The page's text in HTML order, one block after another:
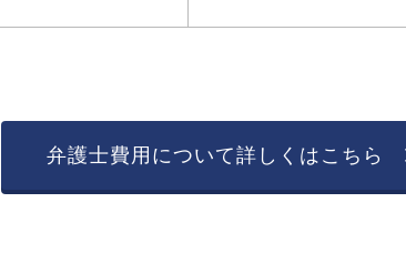
弁護士費用について詳しくはこちら